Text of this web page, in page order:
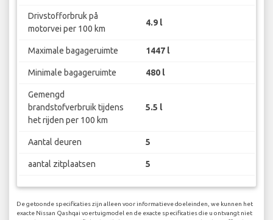
Drivstofforbruk på
motorvei per 100 km
4.9 l
Maximale bagageruimte 1447 l
Minimale bagageruimte 480 l
Gemengd
brandstofverbruik tijdens
het rijden per 100 km
5.5 l
Aantal deuren 5
aantal zitplaatsen 5
De getoonde specificaties zijn alleen voor informatieve doeleinden, we kunnen het
exacte Nissan Qashqai voertuigmodel en de exacte specificaties die u ontvangt niet